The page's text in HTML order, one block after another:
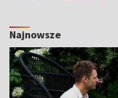
Najnowsze